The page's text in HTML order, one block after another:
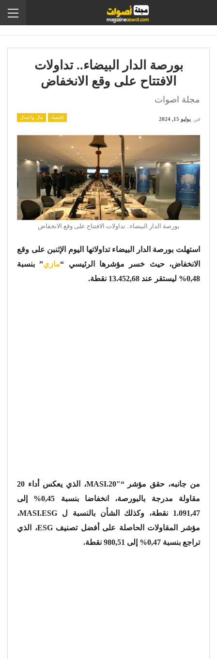
بورصة الدار البيضاء.. تداولات
الافتتاح على وقع الانخفاض
مجلة اصوات
إقتصاد مال واعمال في يوليو 15, 2024
بورصة الدار البيضاء.. تداولات الافتتاح على وقع الانخفاض
استهلت بورصة الدار البيضاء تداولاتها اليوم الإثنبن على وقع
الانخفاض، حيث خسر مؤشرها الرئيسي “مازي” بنسبة
0,48% ليستقر عند 13.452,68 نقطة.
من جانبه، حقق مؤشر “MASI.20″، الذي يعكس أداء 20
مقاولة مدرجة بالبورصة، انخفاضا بنسبة 0,45% إلى
1.091,47 نقطة، وكذلك الشأن بالنسبة ل MASI.ESG،
مؤشر المقاولات الحاصلة على أفضل تصنيف ESG، الذي
تراجع بنسبة 0,47% إلى 980,51 نقطة.